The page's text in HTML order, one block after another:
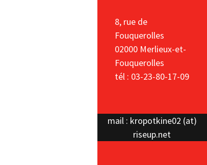
8, rue de
Fouquerolles
02000 Merlieux-et-
Fouquerolles
tél : 03-23-80-17-09
mail : kropotkine02 (at)
riseup.net